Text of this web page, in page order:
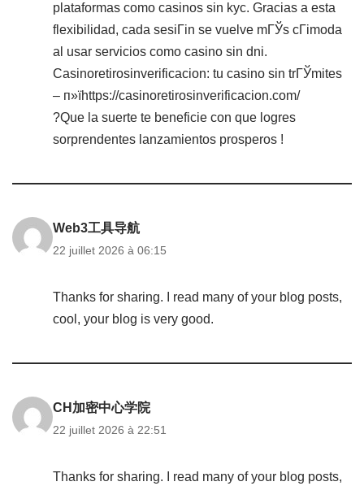
plataformas como casinos sin kyc. Gracias a esta
flexibilidad, cada sesiГіn se vuelve mГЎs cГіmoda
al usar servicios como casino sin dni.
Casinoretirosinverificacion: tu casino sin trГЎmites
– п»їhttps://casinoretirosinverificacion.com/
?Que la suerte te beneficie con que logres
sorprendentes lanzamientos prosperos !
Web3工具导航
22 juillet 2026 à 06:15
Thanks for sharing. I read many of your blog posts,
cool, your blog is very good.
CH加密中心学院
22 juillet 2026 à 22:51
Thanks for sharing. I read many of your blog posts,